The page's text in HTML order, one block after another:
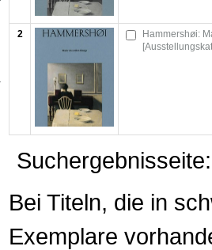
2
Hammershøi:
Suchergebnisseite:
Bei Titeln, die in
Exemplare